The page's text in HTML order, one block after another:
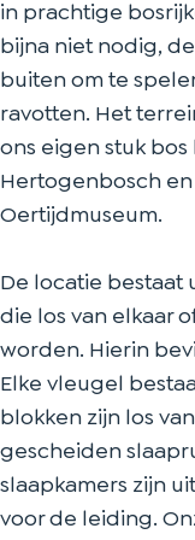
e
Z
o
n
n
e
w
n
d
e
t
i
e
Z
o
n
n
w
e
n
d
e
a
t
i
e
Z
o
n
e
w
e
n
d
e
e
Z
o
n
n
e
w
n
d
e
d
a
t
i
e
Z
o
n
e
w
e
n
d
e
in prachtige
bijna niet nodig,
buiten om te
ravotten. Het
ons eigen stuk bos
Hertogenbosch
Oertijdmuseum.
De locatie bestaat
die los van elkaar
worden. Hierin
Elke vleugel
blokken zijn los
gescheiden
slaapkamers zijn
voor de leiding.